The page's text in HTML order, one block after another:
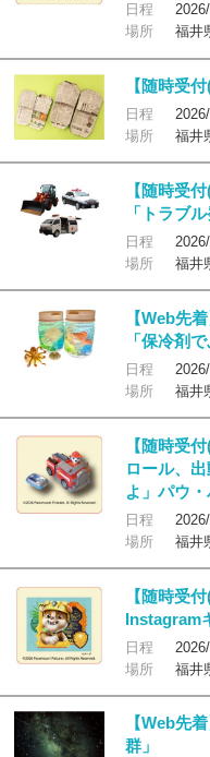
日程
場所
福井
【随時受
日程
場所
福井
【随時受
「トラブ
日程
場所
福井
【Web先
「保冷剤
日程
場所
福井
【随時受
ロール、
よ」パウ
日程
場所
福井
【随時受
Instagram
日程
場所
福井
【Web先
群」